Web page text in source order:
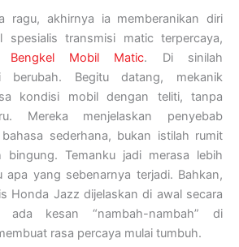
ragu, akhirnya ia memberanikan diri
spesialis transmisi matic terpercaya,
Bengkel Mobil Matic. Di sinilah
berubah. Begitu datang, mekanik
kondisi mobil dengan teliti, tanpa
Mereka menjelaskan penyebab
sederhana, bukan istilah rumit
Temanku jadi merasa lebih
apa yang sebenarnya terjadi. Bahkan,
Honda Jazz dijelaskan di awal secara
ada kesan “nambah-nambah” di
rasa percaya mulai tumbuh.